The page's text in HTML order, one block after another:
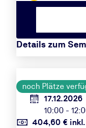
Details zum
noch Plätze
17.12.2026
10:00 -
404,60 € inkl.